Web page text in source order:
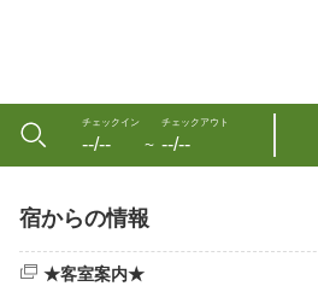
チェックイン
--/-- 〜
チェックアウト
--/--
宿からの情報
★客室案内★